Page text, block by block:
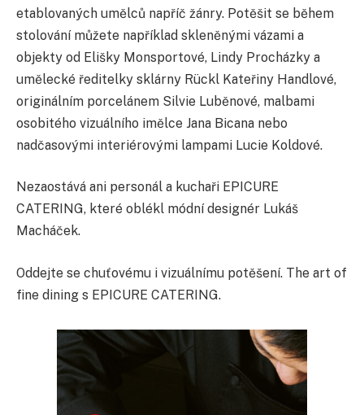
etablovaných umělců napříč žánry. Potěšit se během
stolování můžete například skleněnými vázami a
objekty od Elišky Monsportové, Lindy Procházky a
umělecké ředitelky sklárny Rückl Kateřiny Handlové,
originálním porcelánem Silvie Luběnové, malbami
osobitého vizuálního imělce Jana Bicana nebo
nadčasovými interiérovými lampami Lucie Koldové.
Nezaostává ani personál a kuchaři EPICURE
CATERING, které oblékl módní designér Lukáš
Macháček.
Oddejte se chuťovému i vizuálnímu potěšení. The art of
fine dining s EPICURE CATERING.